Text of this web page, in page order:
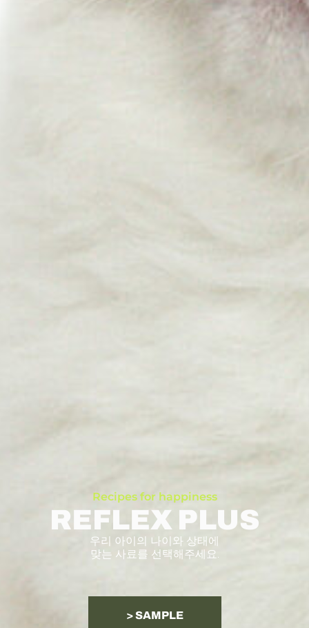
Recipes for happiness
REFLEX PLUS
우리 아이의 나이와 상태에
맞는 사료를 선택해주세요.
> SAMPLE